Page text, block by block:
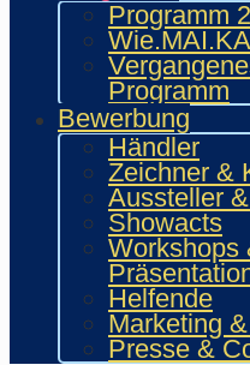
Programm
Programm
Bewerbung
Händler
Zeichner &
Aussteller
Showacts
Workshops
Helfende
Marketing
Presse &